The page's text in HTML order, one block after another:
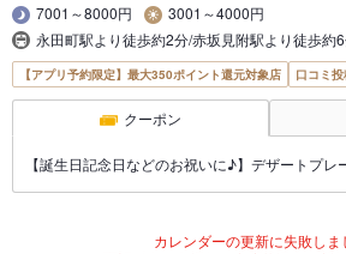
7001～8000円
3001～4000円
永田町駅より徒歩約2分/赤坂見附駅より徒歩約
【アプリ予約限定】最大350ポイント還元対象店 口コミ
クーポン
【誕生日記念日などのお祝いに♪】デザートプ
カレンダーの更新に失敗しま